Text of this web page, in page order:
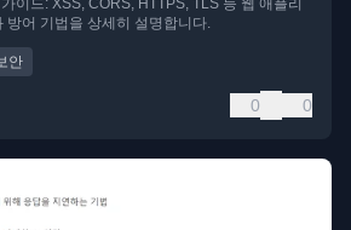
어 기법을 상세히 설명합니다.
안
0 0